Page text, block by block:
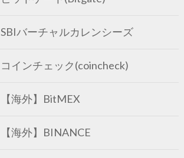
SBIバーチャルカレンシーズ
コインチェック(coincheck)
【海外】BitMEX
【海外】BINANCE